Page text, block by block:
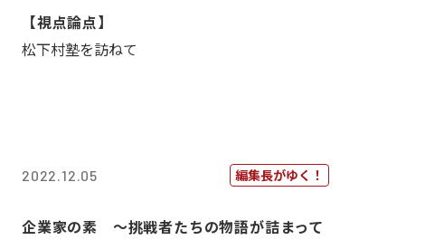
【視点論点】
松下村塾を訪ねて
2022.12.05 編集長がゆく！
企業家の素 〜挑戦者たちの物語が詰まって